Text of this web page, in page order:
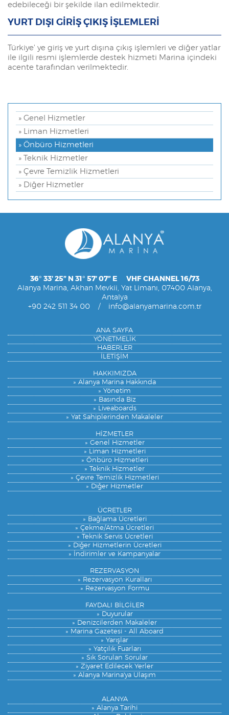
edebileceği bir şekilde ilan edilmektedir.
YURT DIŞI GİRİŞ ÇIKIŞ İŞLEMLERİ
Türkiye' ye giriş ve yurt dışına çıkış işlemleri ve diğer yatlar
ile ilgili resmi işlemlerde destek hizmeti Marina içindeki
acente tarafından verilmektedir.
» Genel Hizmetler
» Liman Hizmetleri
» Önbüro Hizmetleri
» Teknik Hizmetler
» Çevre Temizlik Hizmetleri
» Diğer Hizmetler
36° 33’ 25” N 31° 57’ 07” E VHF CHANNEL 16/73
Alanya Marina, Akhan Mevkii, Yat Limanı, 07400 Alanya,
Antalya
+90 242 511 34 00/ info@alanyamarina.com.tr
ANA SAYFA
YÖNETMELİK
HABERLER
İLETİŞİM
HAKKIMIZDA
» Alanya Marina Hakkında
» Yönetim
» Basında Biz
» Liveaboards
» Yat Sahiplerinden Makaleler
HİZMETLER
» Genel Hizmetler
» Liman Hizmetleri
» Önbüro Hizmetleri
» Teknik Hizmetler
» Çevre Temizlik Hizmetleri
» Diğer Hizmetler
ÜCRETLER
» Bağlama Ücretleri
» Çekme/Atma Ücretleri
» Teknik Servis Ücretleri
» Diğer Hizmetlerin Ücretleri
» İndirimler ve Kampanyalar
REZERVASYON
» Rezervasyon Kuralları
» Rezervasyon Formu
FAYDALI BİLGİLER
» Duyurular
» Denizcilerden Makaleler
» Marina Gazetesi - All Aboard
» Yarışlar
» Yatçılık Fuarları
» Sık Sorulan Sorular
» Ziyaret Edilecek Yerler
» Alanya Marina'ya Ulaşım
ALANYA
» Alanya Tarihi